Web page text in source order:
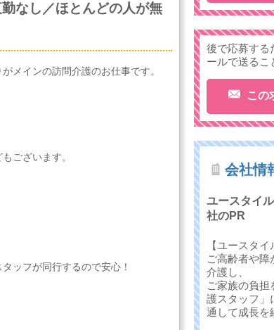
なし／ほとんどの人が無
メインの訪問介護のお仕事です。
ございます。
ッフが同行するので安心！
後で応募する
ールで送るこ
この
会社情
ユースタイ
社のPR
【ユースタ
ご高齢者や障
介護し、
ご家族の負担
護スタッフ」
通して成長を